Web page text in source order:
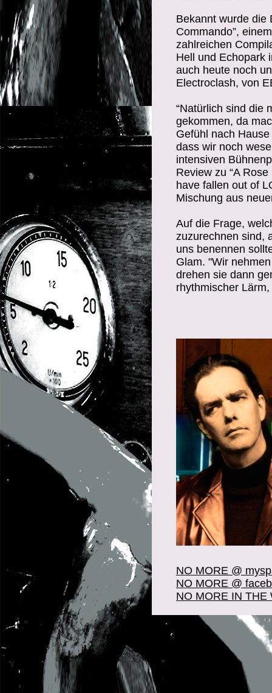
Bekannt wurde die
Commando”,
zahlreichen
Hell und Echopark
auch heute noch
Electroclash, von
“Natürlich sind die
gekommen, da
Gefühl nach
dass wir noch
intensiven
Review zu “A
have fallen out of
Mischung aus
Auf die Frage,
zuzurechnen sind,
uns benennen
Glam. "Wir
drehen sie dann
rhythmischer Lärm,
NO MORE @
NO MORE @
NO MORE IN THE